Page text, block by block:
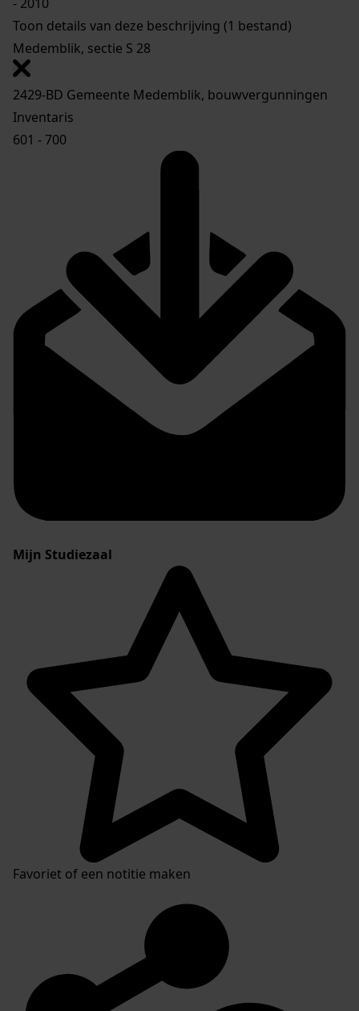
Toon details van deze beschrijving (1 bestand)
Medemblik, sectie S 28
2429-BD Gemeente Medemblik, bouwvergunningen
Inventaris
601 - 700
Mijn Studiezaal
Favoriet of een notitie maken